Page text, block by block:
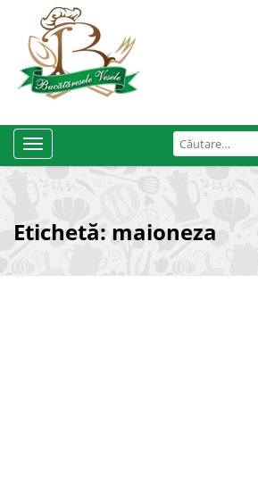
Caută
după:
Toggle
Navigation
Etichetă: maioneza